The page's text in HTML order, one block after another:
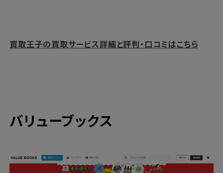
買取王子の買取サービス詳細と評判・口コミはこちら
バリューブックス